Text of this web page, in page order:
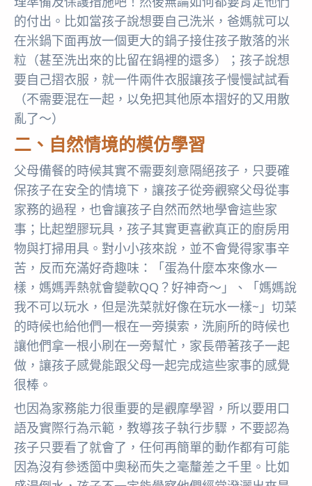
的付出。比如當孩子說想要自己洗米，爸媽就可以
在米鍋下面再放一個更大的鍋子接住孩子散落的米
粒（甚至洗出來的比留在鍋裡的還多）；孩子說想
要自己摺衣服，就一件兩件衣服讓孩子慢慢試試看
（不需要混在一起，以免把其他原本摺好的又用散
亂了～）
二、自然情境的模仿學習
父母備餐的時候其實不需要刻意隔絕孩子，只要確
保孩子在安全的情境下，讓孩子從旁觀察父母從事
家務的過程，也會讓孩子自然而然地學會這些家
事；比起塑膠玩具，孩子其實更喜歡真正的廚房用
物與打掃用具。對小小孩來說，並不會覺得家事辛
苦，反而充滿好奇趣味：「蛋為什麼本來像水一
樣，媽媽弄熱就會變軟QQ？好神奇～」、「媽媽說
我不可以玩水，但是洗菜就好像在玩水一樣~」切菜
的時候也給他們一根在一旁摸索，洗廁所的時候也
讓他們拿一根小刷在一旁幫忙，家長帶著孩子一起
做，讓孩子感覺能跟父母一起完成這些家事的感覺
很棒。
也因為家務能力很重要的是觀摩學習，所以要用口
語及實際行為示範，教導孩子執行步驟，不要認為
孩子只要看了就會了，任何再簡單的動作都有可能
因為沒有參透箇中奧秘而失之毫釐差之千里。比如